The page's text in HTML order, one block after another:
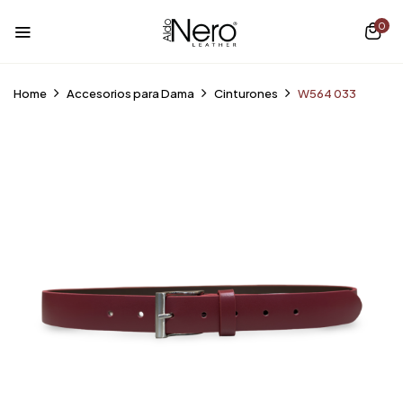
0
Home Accesorios para Dama Cinturones W564 033